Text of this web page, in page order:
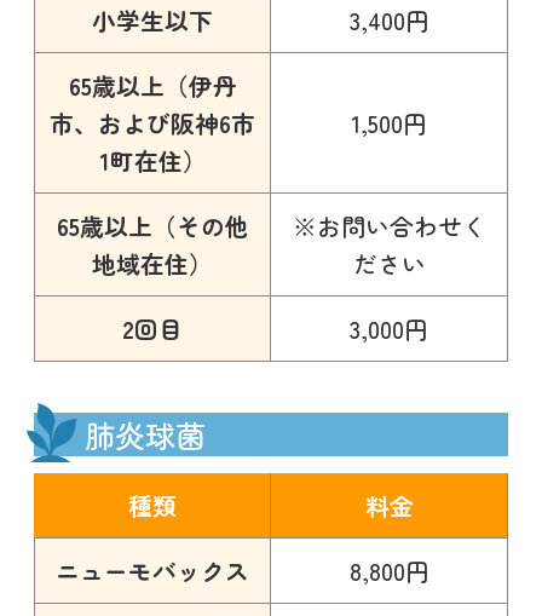
小学生以下
3,400円
65歳以上（伊丹
市、および阪神6市
1町在住）
1,500円
65歳以上（その他
地域在住）
※お問い合わせく
ださい
2回目
3,000円
肺炎球菌
種類
料金
ニューモバックス
8,800円